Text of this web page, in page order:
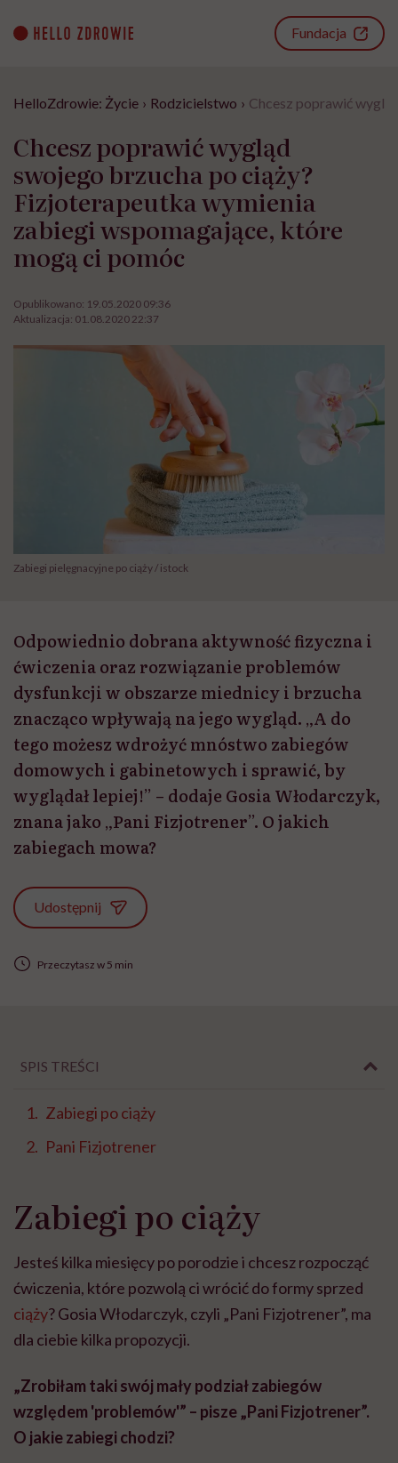
content
Fundacja
HelloZdrowie: Życie › Rodzicielstwo › Chcesz poprawić
Chcesz poprawić wygląd
swojego brzucha po ciąży?
Fizjoterapeutka wymienia
zabiegi wspomagające, które
mogą ci pomóc
Opublikowano: 19.05.2020 09:36
Aktualizacja: 01.08.2020 22:37
Zabiegi pielęgnacyjne po ciąży / istock
Odpowiednio dobrana aktywność fizyczna i
ćwiczenia oraz rozwiązanie problemów
dysfunkcji w obszarze miednicy i brzucha
znacząco wpływają na jego wygląd. „A do
tego możesz wdrożyć mnóstwo zabiegów
domowych i gabinetowych i sprawić, by
wyglądał lepiej!” – dodaje Gosia Włodarczyk,
znana jako „Pani Fizjotrener”. O jakich
zabiegach mowa?
Udostępnij
Przeczytasz w 5 min
SPIS TREŚCI
Zabiegi po ciąży
Pani Fizjotrener
Zabiegi po ciąży
Jesteś kilka miesięcy po porodzie i chcesz rozpocząć
ćwiczenia, które pozwolą ci wrócić do formy sprzed
ciąży? Gosia Włodarczyk, czyli „Pani Fizjotrener”, ma
dla ciebie kilka propozycji.
„Zrobiłam taki swój mały podział zabiegów
względem 'problemów'” – pisze „Pani Fizjotrener”.
O jakie zabiegi chodzi?